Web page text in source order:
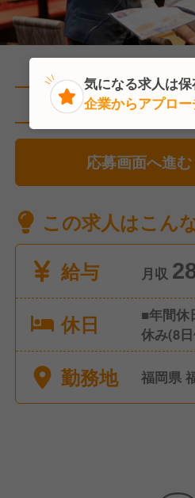
直近2人がこの
応募画面へ進む
この求人はこん
給与
月収
休日
■年間休
休み(8
月が決ま
にも下
休暇 L
勤務地 福岡県
気になる求人は保
企業からアプロ